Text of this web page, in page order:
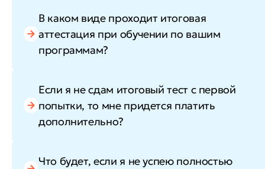
В каком виде проходит итоговая
аттестация при обучении по вашим
программам?
Если я не сдам итоговый тест с первой
попытки, то мне придется платить
дополнительно?
Что будет, если я не успею полностью